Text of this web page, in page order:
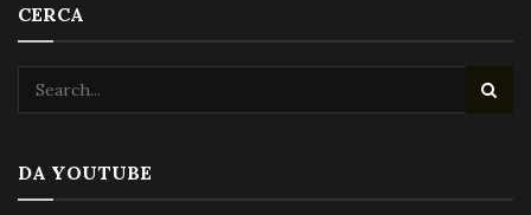
CERCA
DA YOUTUBE